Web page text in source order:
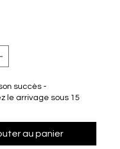
succès -
le arrivage sous 15
au panier